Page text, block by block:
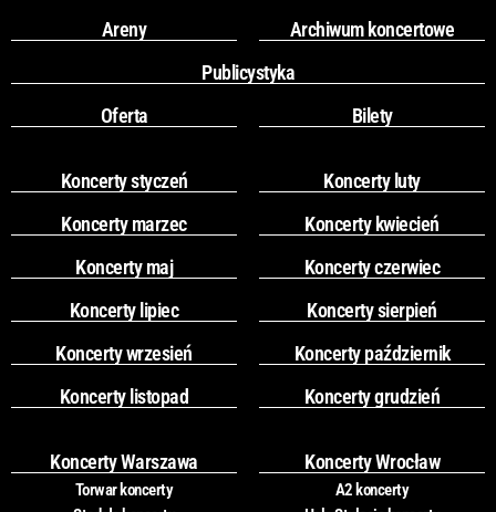
Areny
Archiwum koncertowe
Publicystyka
Oferta
Bilety
Koncerty styczeń
Koncerty luty
Koncerty marzec
Koncerty kwiecień
Koncerty maj
Koncerty czerwiec
Koncerty lipiec
Koncerty sierpień
Koncerty wrzesień
Koncerty październik
Koncerty listopad
Koncerty grudzień
Koncerty Warszawa
Torwar koncerty
Koncerty Wrocław
A2 koncerty